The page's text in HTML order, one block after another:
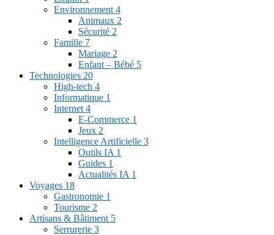
Environnement 4
Animaux 2
Sécurité 2
Famille 7
Mariage 2
Enfant – Bébé 5
Technologies 20
High-tech 4
Informatique 1
Internet 4
E-Commerce 1
Jeux 2
Intelligence Artificielle 3
Outils IA 1
Guides 1
Actualités IA 1
Voyages 18
Gastronomie 1
Tourisme 2
Artisans & Bâtiment 5
Serrurerie 3